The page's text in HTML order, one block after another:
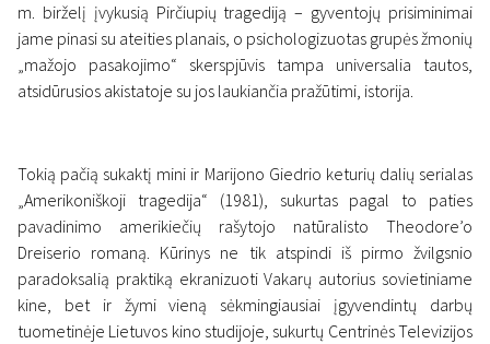
m. birželį įvykusią Pirčiupių tragediją – gyventojų prisiminimai
jame pinasi su ateities planais, o psichologizuotas grupės žmonių
„mažojo pasakojimo“ skerspjūvis tampa universalia tautos,
atsidūrusios akistatoje su jos laukiančia pražūtimi, istorija.
Tokią pačią sukaktį mini ir Marijono Giedrio keturių dalių serialas
„Amerikoniškoji tragedija“ (1981), sukurtas pagal to paties
pavadinimo amerikiečių rašytojo natūralisto Theodore’o
Dreiserio romaną. Kūrinys ne tik atspindi iš pirmo žvilgsnio
paradoksalią praktiką ekranizuoti Vakarų autorius sovietiniame
kine, bet ir žymi vieną sėkmingiausiai įgyvendintų darbų
tuometinėje Lietuvos kino studijoje, sukurtų Centrinės Televizijos